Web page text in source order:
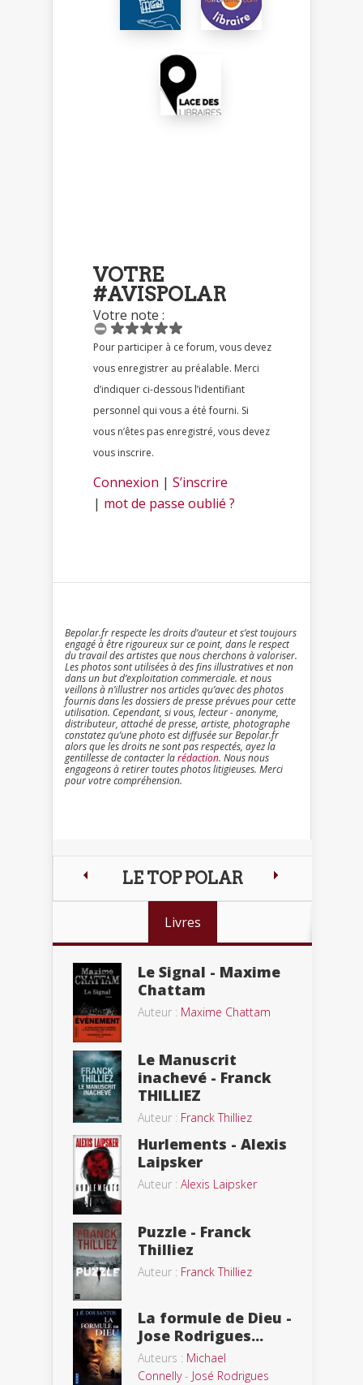
VOTRE
#AVISPOLAR
Votre note :
Pour participer à ce forum, vous devez
vous enregistrer au préalable. Merci
d’indiquer ci-dessous l’identifiant
personnel qui vous a été fourni. Si
vous n’êtes pas enregistré, vous devez
vous inscrire.
Connexion | S’inscrire
| mot de passe oublié ?
Bepolar.fr respecte les droits d’auteur et s’est toujours
engagé à être rigoureux sur ce point, dans le respect
du travail des artistes que nous cherchons à valoriser.
Les photos sont utilisées à des fins illustratives et non
dans un but d’exploitation commerciale. et nous
veillons à n’illustrer nos articles qu’avec des photos
fournis dans les dossiers de presse prévues pour cette
utilisation. Cependant, si vous, lecteur - anonyme,
distributeur, attaché de presse, artiste, photographe
constatez qu’une photo est diffusée sur Bepolar.fr
alors que les droits ne sont pas respectés, ayez la
gentillesse de contacter larédaction. Nous nous
engageons à retirer toutes photos litigieuses. Merci
pour votre compréhension.
LE TOP POLAR
Livres
Le Signal - Maxime
Chattam
Auteur : Maxime Chattam
Le Manuscrit
inachevé - Franck
THILLIEZ
Auteur : Franck Thilliez
Hurlements - Alexis
Laipsker
Auteur : Alexis Laipsker
Puzzle - Franck
Thilliez
Auteur : Franck Thilliez
La formule de Dieu -
Jose Rodrigues...
Auteurs : Michael
Connelly- José Rodrigues